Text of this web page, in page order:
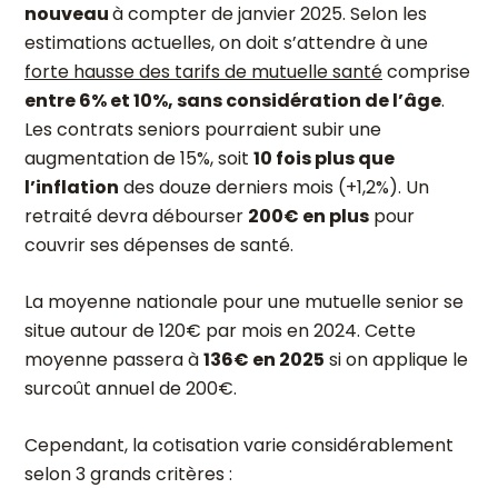
nouveauà compter de janvier 2025. Selon les
estimations actuelles, on doit s’attendre à une
forte hausse des tarifs de mutuelle santécomprise
entre 6% et 10%, sans considération de l’âge.
Les contrats seniors pourraient subir une
augmentation de 15%, soit 10 fois plus que
l’inflation des douze derniers mois (+1,2%). Un
retraité devra débourser 200€ en plus pour
couvrir ses dépenses de santé.
La moyenne nationale pour une mutuelle senior se
situe autour de 120€ par mois en 2024. Cette
moyenne passera à136€ en 2025 si on applique le
surcoût annuel de 200€.
Cependant, la cotisation varie considérablement
selon 3 grands critères :